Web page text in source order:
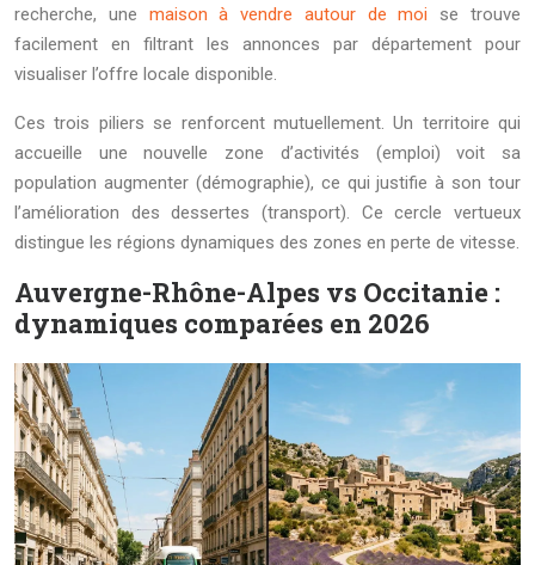
recherche, une maison à vendre autour de moi se trouve
facilement en filtrant les annonces par département pour
visualiser l’offre locale disponible.
Ces trois piliers se renforcent mutuellement. Un territoire qui
accueille une nouvelle zone d’activités (emploi) voit sa
population augmenter (démographie), ce qui justifie à son tour
l’amélioration des dessertes (transport). Ce cercle vertueux
distingue les régions dynamiques des zones en perte de vitesse.
Auvergne-Rhône-Alpes vs Occitanie :
dynamiques comparées en 2026